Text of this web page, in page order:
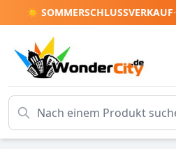
☀️ SOMMERSCHLUSSVERKAUF·